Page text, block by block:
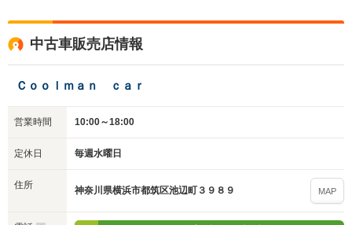
中古車販売店情報
Ｃｏｏｌｍａｎ ｃａｒ
営業時間 10:00～18:00
定休日 毎週水曜日
住所 神奈川県横浜市都筑区池辺町３９８９ MAP